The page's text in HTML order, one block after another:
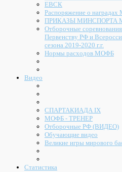
ЕВСК
Распоряжение о
ПРИКАЗЫ МИНСПОРТА
Отборочные
Первенству РФ и
сезона 2019-2020 г.г.
Нормы расходов МОФБ
Видео
СПАРТАКИАДА IX
МОФБ - ТРЕНЕР
Отборочные РФ (ВИДЕО)
Обучающие видео
Великие игры мирового
Статистика